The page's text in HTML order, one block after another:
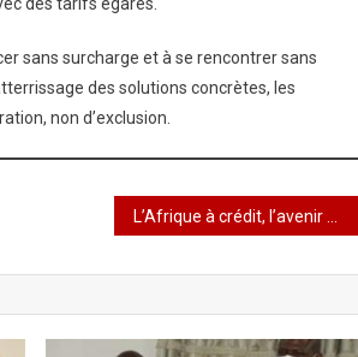
des tarifs égarés.
sans surcharge et à se rencontrer sans
des solutions concrètes, les
non d’exclusion.
L’Afrique à crédit, l’avenir en débat : Lomé accueille les sentiers d’une souveraineté financière